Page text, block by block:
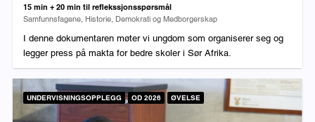
Varighet:
15 min + 20 min til reflekssjonsspørsmål
Fag:
Samfunnsfagene, Historie, Demokrati og Medborgerskap
I denne dokumentaren møter vi ungdom som organiserer seg og
legger press på makta for bedre skoler i Sør Afrika.
UNDERVISNINGSOPPLEGG OD 2026 ØVELSE